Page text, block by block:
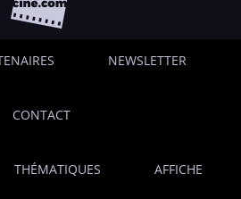
NEWSLETTER
CONTACT
THÉMATIQUES AFFICHE